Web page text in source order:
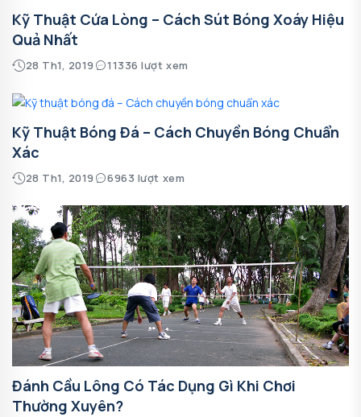
Kỹ Thuật Cứa Lòng – Cách Sút Bóng Xoáy Hiệu
Quả Nhất
28 Th1, 2019 11336 lượt xem
Kỹ Thuật Bóng Đá – Cách Chuyền Bóng Chuẩn
Xác
28 Th1, 2019 6963 lượt xem
Đánh Cầu Lông Có Tác Dụng Gì Khi Chơi
Thường Xuyên?